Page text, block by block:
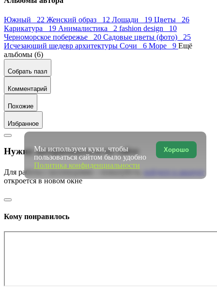
Южный 22 Женский образ 12 Лошади 19 Цветы 26
Карикатура 19 Анималистика 2 fashion design 10
Черноморское побережье 20 Садовые цветы (фото) 25
Исчезающий шедевр архитектуры Сочи 6 Море 9 Ещё
альбомы (6)
Собрать пазл
Комментарий
Похожие
Избранное
Нужно авторизоваться на сайте
Для работы с коллекциями – пожалуйста,
откроется в новом окне
Кому понравилось
Хорошо
Мы используем куки, чтобы
пользоваться сайтом было удобно
Политика конфиденциальности